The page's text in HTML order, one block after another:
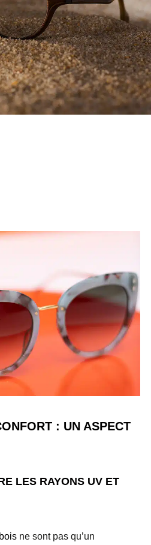
: UN ASPECT
LES RAYONS UV ET
ne sont pas qu’un